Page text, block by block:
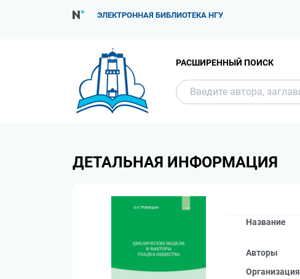
ЭЛЕКТРОННАЯ БИБЛИОТЕКА НГУ
РАСШИРЕННЫЙ ПОИСК
ДЕТАЛЬНАЯ ИНФОРМАЦИЯ
Название
Авторы
Организация